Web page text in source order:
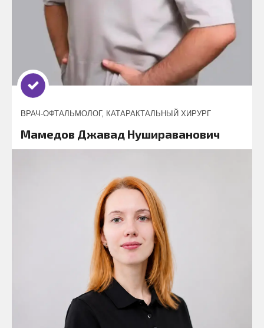
ВРАЧ-ОФТАЛЬМОЛОГ, КАТАРАКТАЛЬНЫЙ ХИРУРГ
Мамедов Джавад Нушираванович